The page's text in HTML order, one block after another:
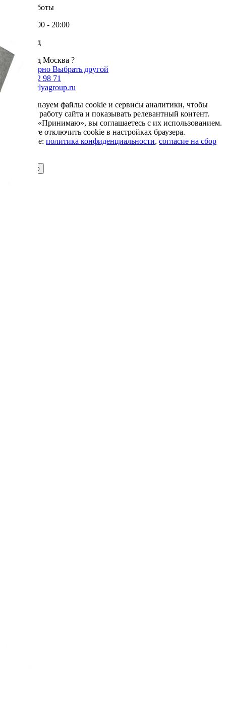
Режим работы
Пн-Пт: 9:00 - 20:00
Ваш город
Москва
Ваш город Москва ?
Да, все верно Выбрать другой
+7 985 002 98 71
info@krovlyagroup.ru
Мы используем файлы cookie и сервисы аналитики, чтобы
улучшить работу сайта и показывать релевантный контент.
Нажимая «Принимаю», вы соглашаетесь с их использованием.
Вы можете отключить cookie в настройках браузера.
Подробнее: политика конфиденциальности, согласие на сбор
Принимаю